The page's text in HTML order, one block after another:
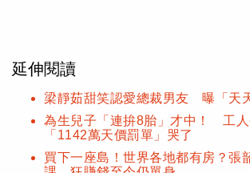
延伸閱讀
梁靜茹甜笑認愛總裁男友 曝「天
為生兒子「連拚8胎」才中！ 工人
「1142萬天價罰單」哭了
買下一座島！世界各地都有房？張